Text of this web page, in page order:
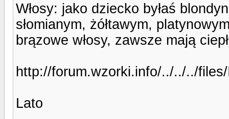
Włosy: jako dziecko byłaś
słomianym, żółtawym,
brązowe włosy, zawsze mają
http://forum.wzorki.info/../../../
Lato